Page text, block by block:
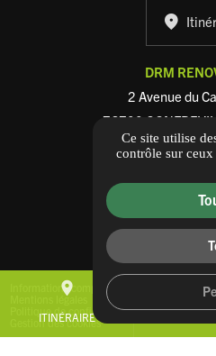
place
ITINÉRAIRE
mail
DRM
2 Avenue du
76700
Informations complémentaires
Mentions légales
Politique de confidentialité
Gestion des cookies
Ce site utilise
contrôle sur